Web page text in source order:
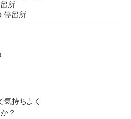
所
停留所
気持ちよく
？